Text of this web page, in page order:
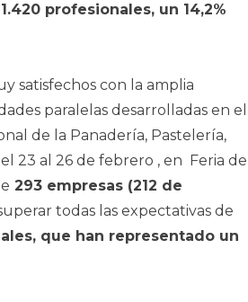
profesionales, un 14,2%
satisfechos con la amplia
paralelas desarrolladas en el
de la Panadería, Pastelería,
23 al 26 de febrero , en Feria de
293 empresas (212 de
todas las expectativas de
que han representado un